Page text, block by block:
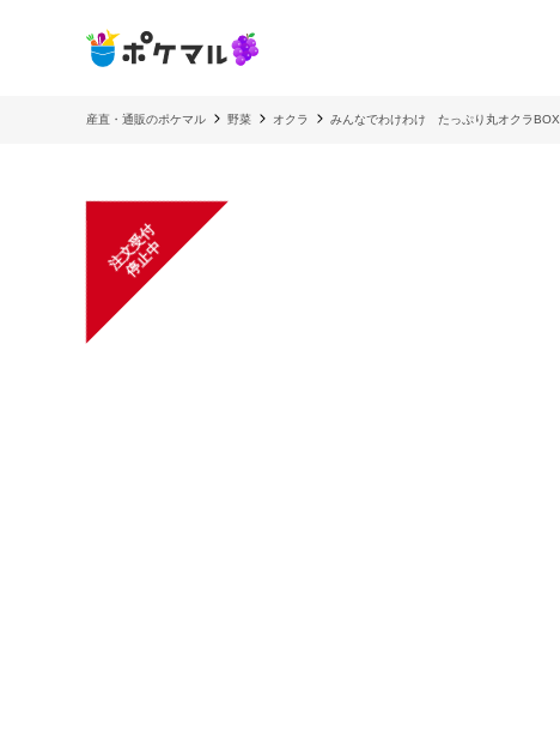
産直・通販のポケマル 野菜 オクラ みんなでわけわけ たっぷり丸オクラBOX
注
文
受
付
停
止
中